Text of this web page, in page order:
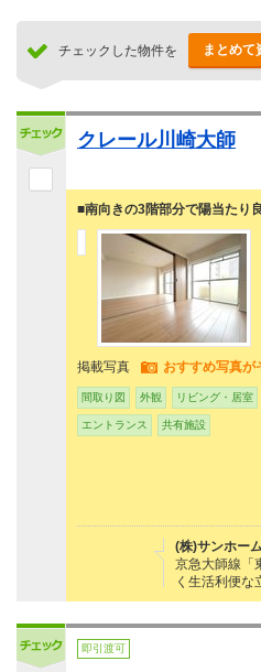
チェックした物件を まとめて
クレール川崎大師
■南向きの3階部分で陽当たり
掲載写真 おすすめ写真が
間取り図 外観 リビング・居室
エントランス 共有施設
(株)サンホー
京急大師線「
く生活利便
即引渡可